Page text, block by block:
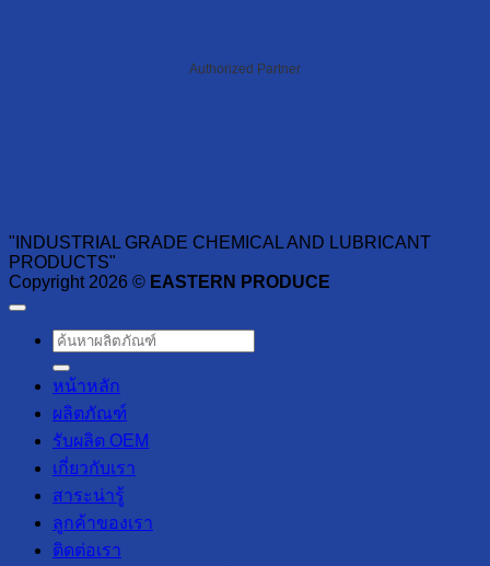
Authorized Partner
"INDUSTRIAL GRADE CHEMICAL AND LUBRICANT
PRODUCTS"
Copyright 2026 © EASTERN PRODUCE
ค้นหา:
หน้าหลัก
ผลิตภัณฑ์
รับผลิต OEM
เกี่ยวกับเรา
สาระน่ารู้
ลูกค้าของเรา
ติดต่อเรา